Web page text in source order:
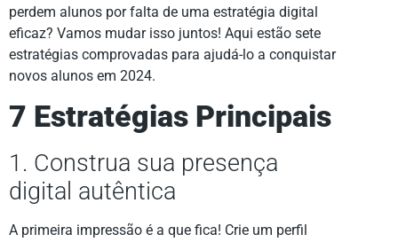
perdem alunos por falta de uma estratégia digital
eficaz? Vamos mudar isso juntos! Aqui estão sete
estratégias comprovadas para ajudá-lo a conquistar
novos alunos em 2024.
7 Estratégias Principais
1. Construa sua presença
digital autêntica
A primeira impressão é a que fica! Crie um perfil